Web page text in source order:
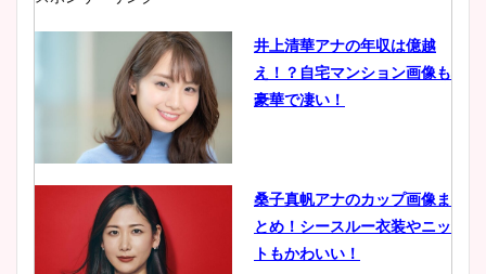
鈴木唯の太ってた時の体重が
ヤバすぎww原因や痩せたダ
豊島実季アナのカップ画像ま
とめ！美脚や水着姿に年齢も
井上清華アナの年収は億越
え！？自宅マンション画像も
豪華で凄い！
桑子真帆アナのカップ画像ま
とめ！シースルー衣装やニッ
トもかわいい！